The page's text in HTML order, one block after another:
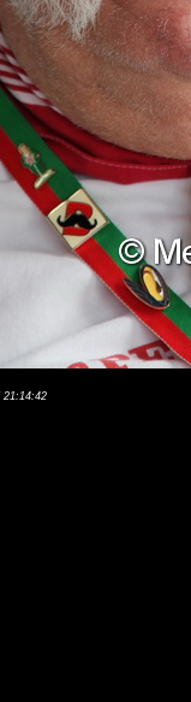
21:14:42